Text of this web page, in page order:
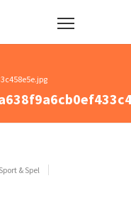
& Spel